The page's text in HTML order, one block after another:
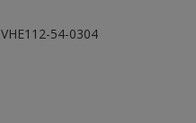
VHE112-54-0304